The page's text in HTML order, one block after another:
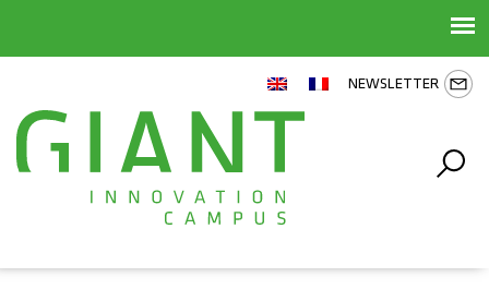
NEWSLETTER